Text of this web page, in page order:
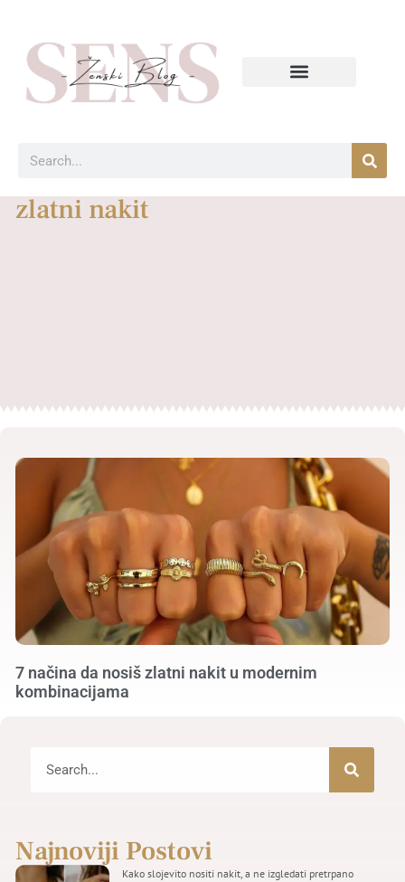
zlatni nakit
7 načina da nosiš zlatni nakit u modernim
kombinacijama
Najnoviji Postovi
Kako slojevito nositi nakit, a ne izgledati pretrpano